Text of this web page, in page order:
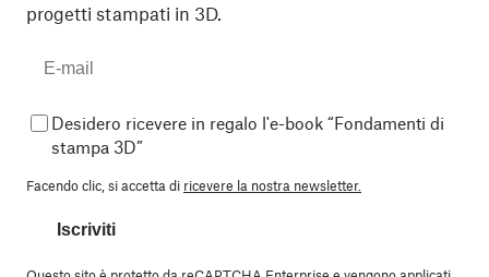
progetti stampati in 3D.
Desidero ricevere in regalo l'e-book “Fondamenti di
stampa 3D”
Facendo clic, si accetta di ricevere la nostra newsletter.
Iscriviti